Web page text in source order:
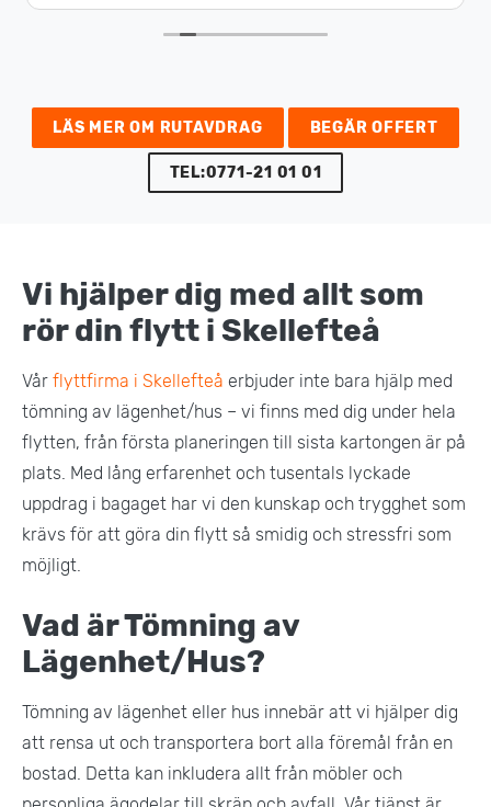
LÄS MER OM RUTAVDRAG BEGÄR OFFERT
TEL:0771-21 01 01
Vi hjälper dig med allt som
rör din flytt i Skellefteå
Vår flyttfirma i Skellefteå erbjuder inte bara hjälp med
tömning av lägenhet/hus – vi finns med dig under hela
flytten, från första planeringen till sista kartongen är på
plats. Med lång erfarenhet och tusentals lyckade
uppdrag i bagaget har vi den kunskap och trygghet som
krävs för att göra din flytt så smidig och stressfri som
möjligt.
Vad är Tömning av
Lägenhet/Hus?
Tömning av lägenhet eller hus innebär att vi hjälper dig
att rensa ut och transportera bort alla föremål från en
bostad. Detta kan inkludera allt från möbler och